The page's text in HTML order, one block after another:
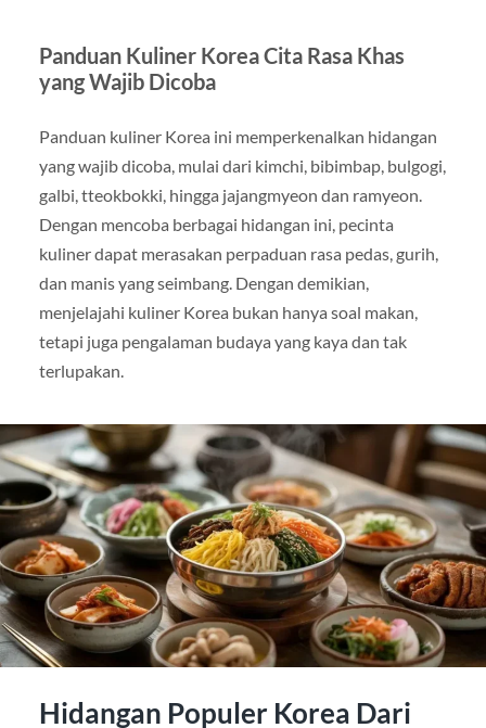
Panduan Kuliner Korea Cita Rasa Khas
yang Wajib Dicoba
Panduan kuliner Korea ini memperkenalkan hidangan
yang wajib dicoba, mulai dari kimchi, bibimbap, bulgogi,
galbi, tteokbokki, hingga jajangmyeon dan ramyeon.
Dengan mencoba berbagai hidangan ini, pecinta
kuliner dapat merasakan perpaduan rasa pedas, gurih,
dan manis yang seimbang. Dengan demikian,
menjelajahi kuliner Korea bukan hanya soal makan,
tetapi juga pengalaman budaya yang kaya dan tak
terlupakan.
Hidangan Populer Korea Dari